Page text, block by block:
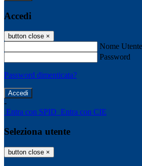
Accedi
button close ×
Nome Utente
Password
Password dimenticata?
-
Entra con SPID Entra con CIE
Seleziona utente
button close ×